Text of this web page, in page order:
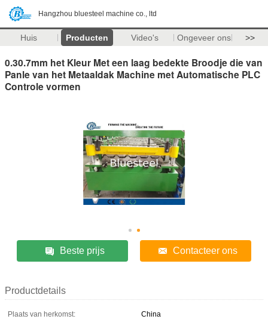
Hangzhou bluesteel machine co., ltd
Huis Producten Video's Ongeveer ons >>
0.30.7mm het Kleur Met een laag bedekte Broodje die van
Panle van het Metaaldak Machine met Automatische PLC
Controle vormen
Beste prijs Contacteer ons
Productdetails
Plaats van herkomst:
China